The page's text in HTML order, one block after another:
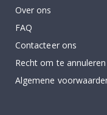
Over ons
FAQ
Contacteer ons
Recht om te annuleren
Algemene